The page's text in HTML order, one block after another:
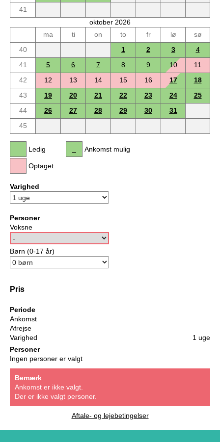
41
oktober 2026
ma
ti on to fr lø
sø
40
1 2 3
4
41
5 6 7 8 9 10
11
42
12 13 14 15 16 17
18
43
19 20 21 22 23 24
25
44
26 27 28 29 30
31
45
Ledig
Optaget
Ankomst mulig
Varighed
Personer
Voksne
Børn (0-17 år)
Pris
Periode
Ankomst
Afrejse
Varighed
1 uge
Personer
Ingen personer er valgt
Bemærk
Ankomst er ikke valgt.
Der er ikke valgt personer.
Aftale- og lejebetingelser